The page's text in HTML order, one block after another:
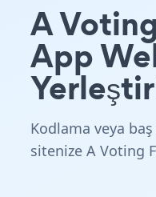
A
App
Kodlama veya
sitenize A Voting